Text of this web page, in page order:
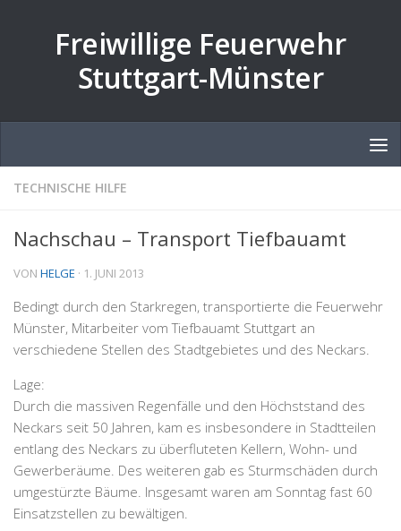
Freiwillige Feuerwehr
Stuttgart-Münster
TECHNISCHE HILFE
Nachschau – Transport Tiefbauamt
VON HELGE · 1. JUNI 2013
Bedingt durch den Starkregen, transportierte die Feuerwehr
Münster, Mitarbeiter vom Tiefbauamt Stuttgart an
verschiedene Stellen des Stadtgebietes und des Neckars.
Lage:
Durch die massiven Regenfälle und den Höchststand des
Neckars seit 50 Jahren, kam es insbesondere in Stadtteilen
entlang des Neckars zu überfluteten Kellern, Wohn- und
Gewerberäume. Des weiteren gab es Sturmschäden durch
umgestürzte Bäume. Insgesamt waren am Sonntag fast 60
Einsatzstellen zu bewältigen.